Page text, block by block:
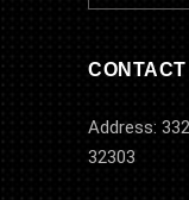
Address:
32303